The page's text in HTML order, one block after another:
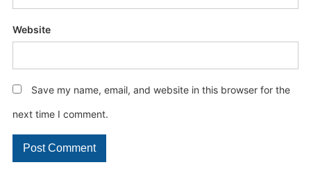
Website
Save my name, email, and website in this browser for the
next time I comment.